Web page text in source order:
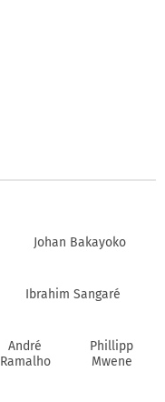
Johan Bakayoko
Ibrahim Sangaré
André
Ramalho
Phillipp
Mwene